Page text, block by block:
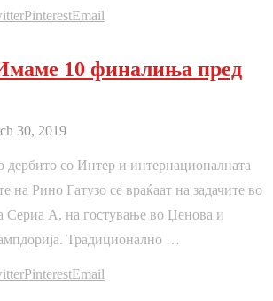
PinterestEmail
10 финалиња пред
30, 2019
дербито со Интер и интернационалната
на Рино Гатузо се враќаат на задачите во
Сериа А, на гостување во Џенова и
Традиционално …
PinterestEmail